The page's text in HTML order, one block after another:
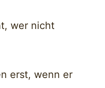
wer nicht
erst, wenn er